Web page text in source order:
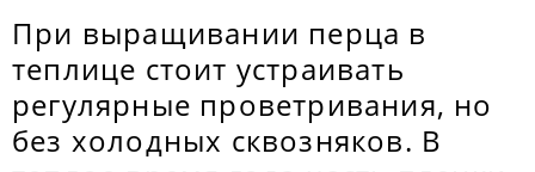
При выращивании перца в
теплице стоит устраивать
регулярные проветривания, но
без холодных сквозняков. В